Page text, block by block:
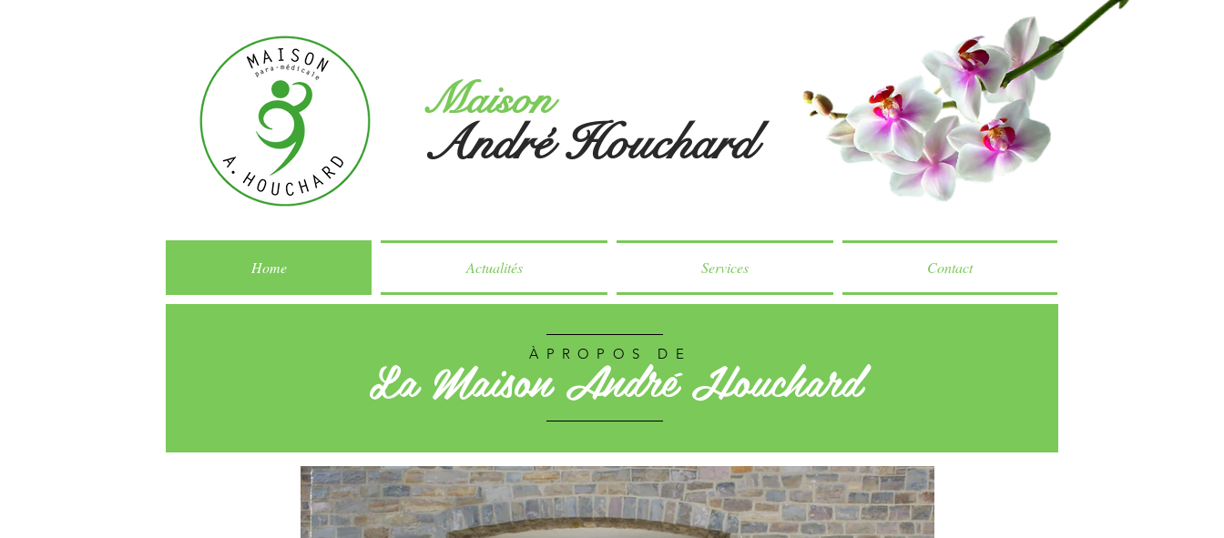
Maison
André Houchard
Home Actualités Services Contact
ÀPROPOS DE
La Maison André Houchard